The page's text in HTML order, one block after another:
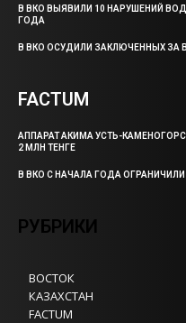
В ВКО ВЫЯВИЛИ 10 НАРУШЕНИЙ
ГОДА
В ВКО ОСУДИЛИ ЗАКЛЮЧЕННЫХ ЗА
FACTUM
АППАРАТ АКИМА УСТЬ-
2 МЛН ТЕНГЕ
В ВКО С НАЧАЛА ГОДА
РУБРИКИ
ВОСТОК
КАЗАХСТАН
FACTUM